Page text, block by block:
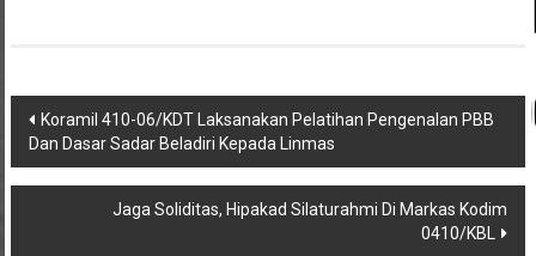
Navigasi
pos
Koramil 410-06/KDT Laksanakan Pelatihan Pengenalan PBB
Dan Dasar Sadar Beladiri Kepada Linmas
Jaga Soliditas, Hipakad Silaturahmi Di Markas Kodim
0410/KBL